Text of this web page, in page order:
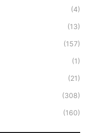
(4)
(13)
(157)
(1)
(21)
(308)
(160)